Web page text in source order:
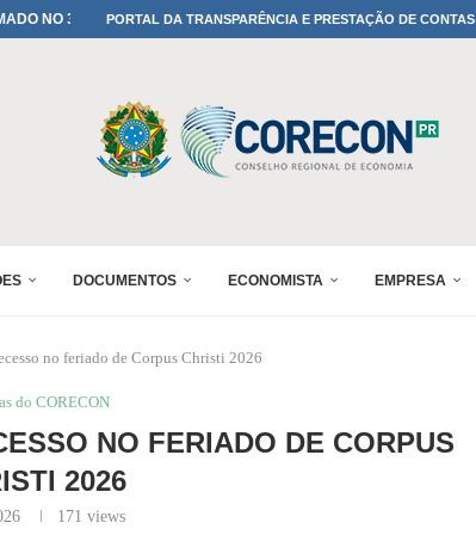
A TODOS OS PAIS!PORTAL DA TRANSPARÊNCIA E PRESTAÇÃO DE CONTAS
DOCUMENTOS ECONOMISTA EMPRESA
no feriado de Corpus Christi 2026
do CORECON
NO FERIADO DE CORPUS
2026
171 views